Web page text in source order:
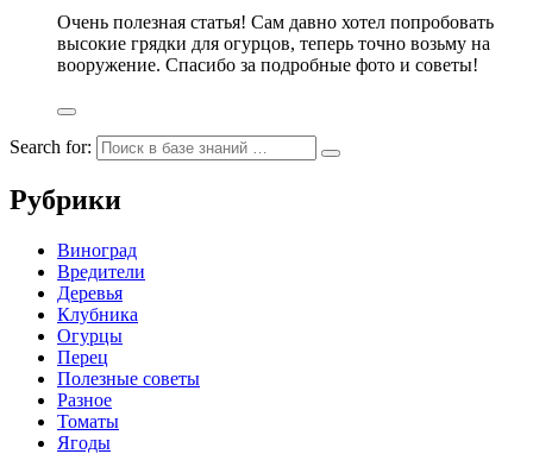
Очень полезная статья! Сам давно хотел попробовать
высокие грядки для огурцов, теперь точно возьму на
вооружение. Спасибо за подробные фото и советы!
Search for:
Рубрики
Виноград
Вредители
Деревья
Клубника
Огурцы
Перец
Полезные советы
Разное
Томаты
Ягоды